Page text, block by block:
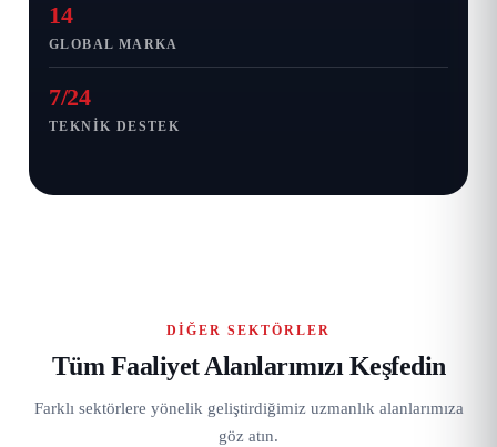
14
GLOBAL MARKA
7/24
TEKNIK DESTEK
DIĞER SEKTÖRLER
Tüm Faaliyet Alanlarımızı Keşfedin
Farklı sektörlere yönelik geliştirdiğimiz uzmanlık alanlarımıza
göz atın.